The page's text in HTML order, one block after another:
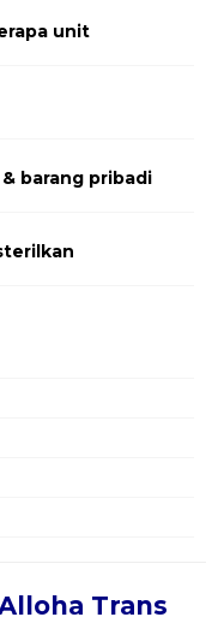
unit
barang pribadi
Trans